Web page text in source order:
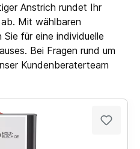
Anstrich rundet Ihr
Mit wählbaren
für eine individuelle
Bei Fragen rund um
Kundenberaterteam